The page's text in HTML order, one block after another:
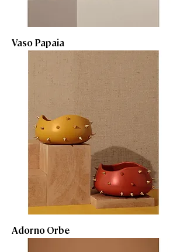
Vaso Papaia
Adorno Orbe